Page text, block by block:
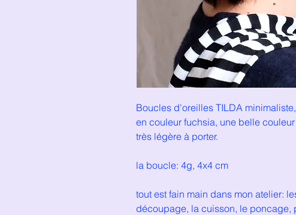
Boucles d'oreilles TILDA
en couleur fuchsia, une belle
très légère à porter.
la boucle: 4g, 4x4 cm
tout est fain main dans mon atelier:
découpage, la cuisson, le poncage,